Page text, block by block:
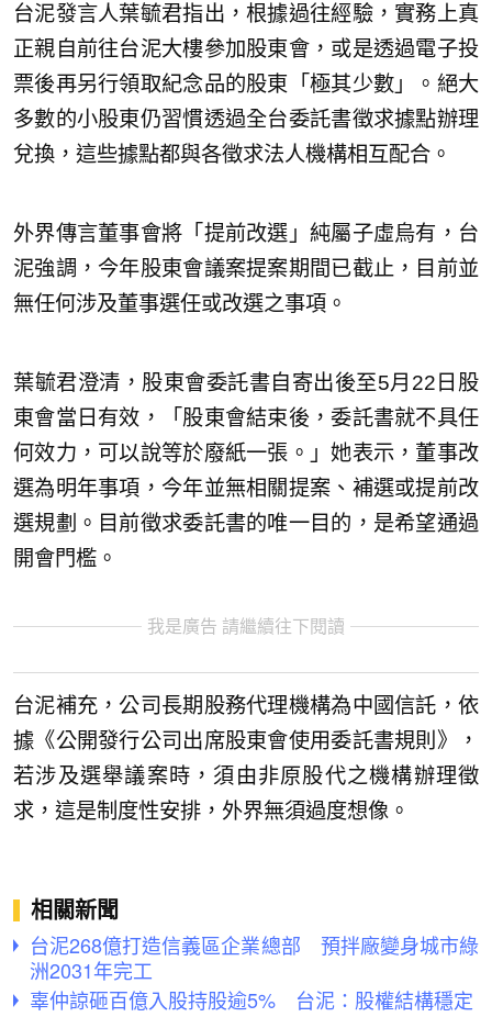
台泥發言人葉毓君指出，根據過往經驗，實務上真
正親自前往台泥大樓參加股東會，或是透過電子投
票後再另行領取紀念品的股東「極其少數」。絕大
多數的小股東仍習慣透過全台委託書徵求據點辦理
兌換，這些據點都與各徵求法人機構相互配合。
外界傳言董事會將「提前改選」純屬子虛烏有，台
泥強調，今年股東會議案提案期間已截止，目前並
無任何涉及董事選任或改選之事項。
葉毓君澄清，股東會委託書自寄出後至5月22日股
東會當日有效，「股東會結束後，委託書就不具任
何效力，可以說等於廢紙一張。」她表示，董事改
選為明年事項，今年並無相關提案、補選或提前改
選規劃。目前徵求委託書的唯一目的，是希望通過
開會門檻。
我是廣告 請繼續往下閱讀
台泥補充，公司長期股務代理機構為中國信託，依
據《公開發行公司出席股東會使用委託書規則》，
若涉及選舉議案時，須由非原股代之機構辦理徵
求，這是制度性安排，外界無須過度想像。
相關新聞
台泥268億打造信義區企業總部 預拌廠變身城市綠
洲2031年完工
辜仲諒砸百億入股持股逾5% 台泥：股權結構穩定